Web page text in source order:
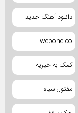
دانلود آهنگ جدید
webone.co
کمک به خیریه
مفتول سیاه